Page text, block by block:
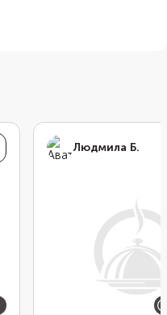
Людмила Б.